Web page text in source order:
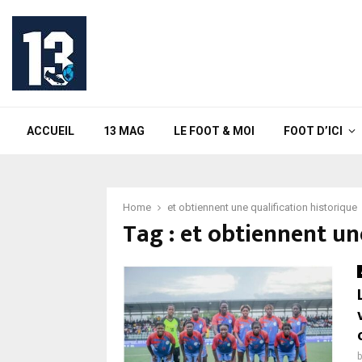
ACCUEIL 13 MAG LE FOOT & MOI FOOT D’ICI
Home et obtiennent une qualification historique
Tag : et obtiennent